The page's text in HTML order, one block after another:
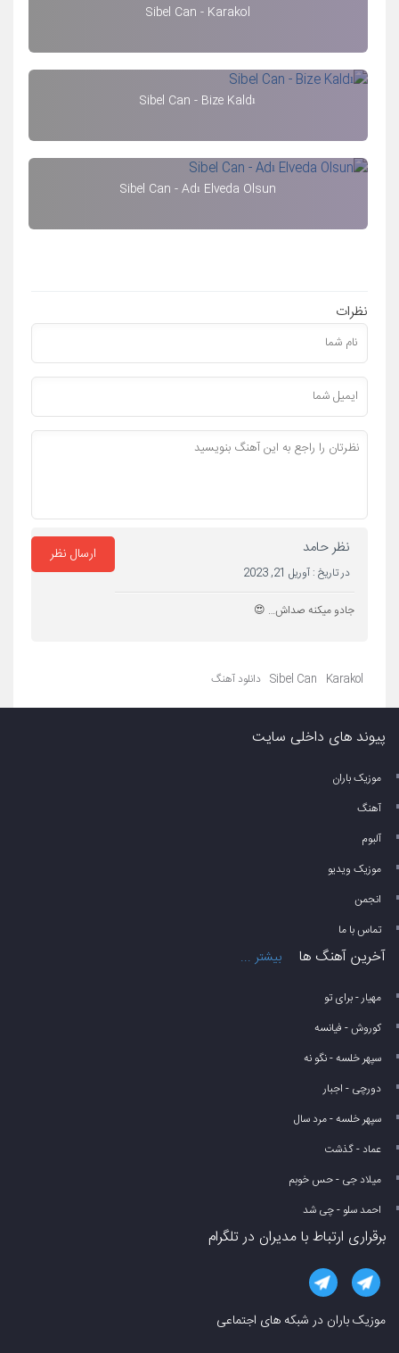
Sibel Can - Karakol
Sibel Can - Bize Kaldı
Sibel Can - Adı Elveda Olsun
نظرات
ارسال نظر نظر حامد
در تاریخ : آوریل 21, 2023
جادو میکنه صداش… 😍
Karakol
Sibel Can دانلود آهنگ
پیوند های داخلی سایت
موزیک باران
آهنگ
آلبوم
موزیک ویدیو
انجمن
تماس با ما
آخرین آهنگ ها بیشتر ...
مهیار - برای تو
کوروش - فیانسه
سپهر خلسه - نگو نه
دورچی - اجبار
سپهر خلسه - مرد سال
عماد - گذشت
میلاد جی - حس خوبم
احمد سلو - چی شد
برقراری ارتباط با مدیران در تلگرام
موزیک باران در شبکه های اجتماعی